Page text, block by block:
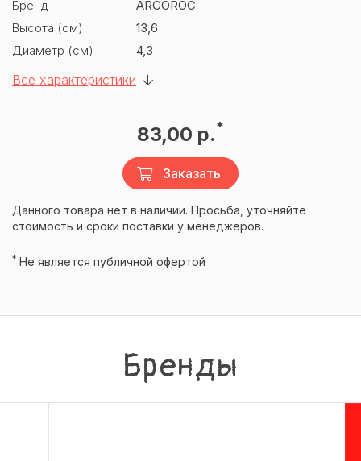
Бренд
ARCOROC
Высота (см)
13,6
Диаметр (см)
4,3
Все характеристики
83,00 р.*
Заказать
Данного товара нет в наличии. Просьба, уточняйте
стоимость и сроки поставки у менеджеров.
* Не является публичной офертой
Бренды